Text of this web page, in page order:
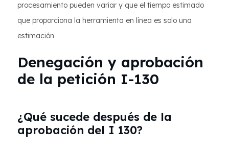
procesamiento pueden variar y que el tiempo estimado
que proporciona la herramienta en línea es solo una
estimación
Denegación y aprobación
de la petición I-130
¿Qué sucede después de la
aprobación del I 130?